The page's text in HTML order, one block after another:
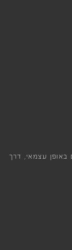
באופן עצמאי, דרך